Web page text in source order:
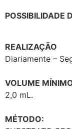
POSSIBILIDADE
REALIZAÇÃO
Diariamente –
VOLUME
2,0 mL.
MÉTODO: